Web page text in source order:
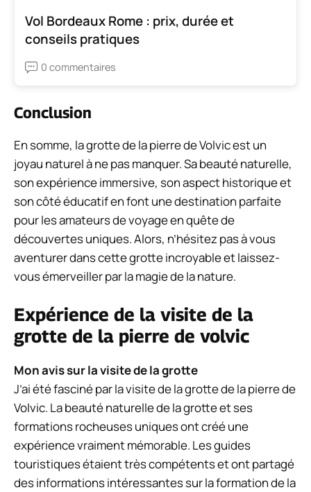
Vol Bordeaux Rome : prix, durée et
conseils pratiques
0 commentaires
Conclusion
En somme, la grotte de la pierre de Volvic est un
joyau naturel à ne pas manquer. Sa beauté naturelle,
son expérience immersive, son aspect historique et
son côté éducatif en font une destination parfaite
pour les amateurs de voyage en quête de
découvertes uniques. Alors, n’hésitez pas à vous
aventurer dans cette grotte incroyable et laissez-
vous émerveiller par la magie de la nature.
Expérience de la visite de la
grotte de la pierre de volvic
Mon avis sur la visite de la grotte
J’ai été fasciné par la visite de la grotte de la pierre de
Volvic. La beauté naturelle de la grotte et ses
formations rocheuses uniques ont créé une
expérience vraiment mémorable. Les guides
touristiques étaient très compétents et ont partagé
des informations intéressantes sur la formation de la